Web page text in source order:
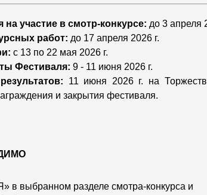
на участие в смотр-конкурсе: до 3 апреля
работ: до 17 апреля 2026 г.
с 13 по 22 мая 2026 г.
Фестиваля: 9 - 11 июня 2026 г.
11 июня 2026 г. на
и закрытия фестиваля.
выбранном разделе смотра-конкурса и